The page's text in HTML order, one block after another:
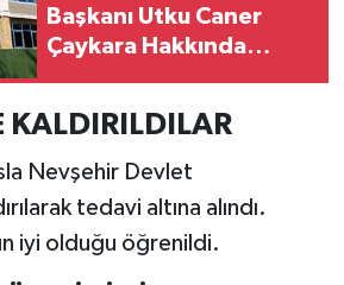
Başkanı Utku Caner
Çaykara Hakkında
KALDIRILDILAR
Nevşehir Devlet
tedavi altına alındı.
iyi olduğu öğrenildi.